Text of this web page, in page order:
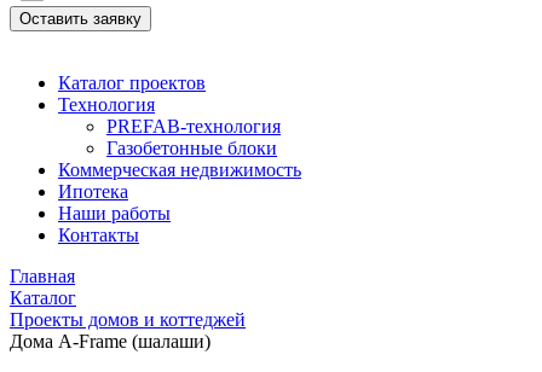
Оставить заявку
Каталог проектов
Технология
PREFAB-технология
Газобетонные блоки
Коммерческая недвижимость
Ипотека
Наши работы
Контакты
Главная
Каталог
Проекты домов и коттеджей
Дома A-Frame (шалаши)